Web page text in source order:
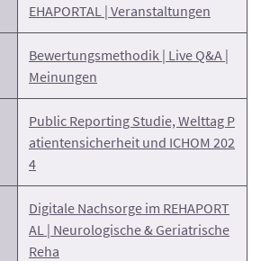
EHAPORTAL | Veranstaltungen
Bewertungsmethodik | Live Q&A |
Meinungen
Public Reporting Studie, Welttag P
atientensicherheit und ICHOM 202
4
Digitale Nachsorge im REHAPORT
AL | Neurologische & Geriatrische
Reha